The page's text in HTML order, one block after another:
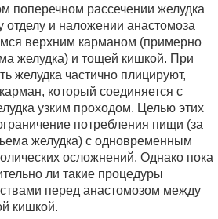
поперечном рассечении желудка
отделу и наложении анастомоза
верхним карманом (примерно
желудка) и тощей кишкой. При
желудка частично плицируют,
который соединяется с
узким проходом. Целью этих
потребления пищи (за
желудка) с одновременным
осложнений. Однако пока
ли такие процедуры
перед анастомозом между
кишкой.